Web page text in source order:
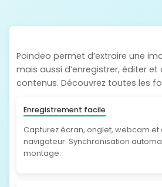
Poindeo permet d’extraire une
mais aussi d’enregistrer, éditer et
contenus. Découvrez toutes les
Enregistrement facile
Capturez écran, onglet, webcam et
navigateur. Synchronisation
montage.